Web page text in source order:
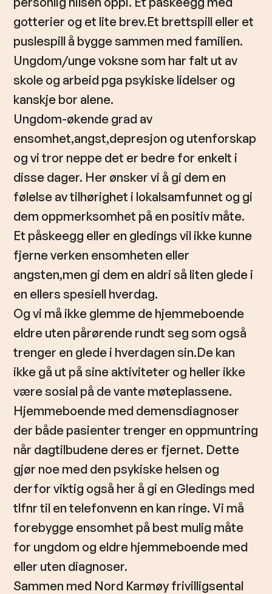
gotterier og et lite brev.Et brettspill eller et
puslespill å bygge sammen med familien.
Ungdom/unge voksne som har falt ut av
skole og arbeid pga psykiske lidelser og
kanskje bor alene.
Ungdom-økende grad av
ensomhet,angst,depresjon og utenforskap
og vi tror neppe det er bedre for enkelt i
disse dager. Her ønsker vi å gi dem en
følelse av tilhørighet i lokalsamfunnet og gi
dem oppmerksomhet på en positiv måte.
Et påskeegg eller en gledings vil ikke kunne
fjerne verken ensomheten eller
angsten,men gi dem en aldri så liten glede i
en ellers spesiell hverdag.
Og vi må ikke glemme de hjemmeboende
eldre uten pårørende rundt seg som også
trenger en glede i hverdagen sin.De kan
ikke gå ut på sine aktiviteter og heller ikke
være sosial på de vante møteplassene.
Hjemmeboende med demensdiagnoser
der både pasienter trenger en oppmuntring
når dagtilbudene deres er fjernet. Dette
gjør noe med den psykiske helsen og
derfor viktig også her å gi en Gledings med
tlfnr til en telefonvenn en kan ringe. Vi må
forebygge ensomhet på best mulig måte
for ungdom og eldre hjemmeboende med
eller uten diagnoser.
Sammen med Nord Karmøy frivilligsental